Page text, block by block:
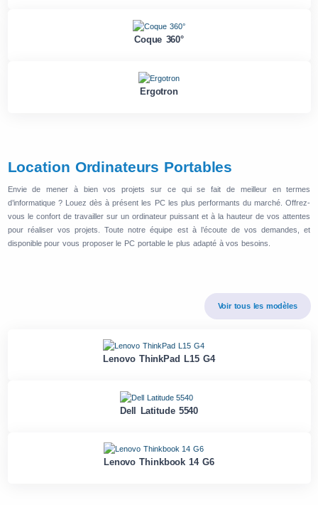
Coque 360°
Ergotron
Location Ordinateurs Portables
Envie de mener à bien vos projets sur ce qui se fait de meilleur en termes
d’informatique ? Louez dès à présent les PC les plus performants du marché. Offrez-
vous le confort de travailler sur un ordinateur puissant et à la hauteur de vos attentes
pour réaliser vos projets. Toute notre équipe est à l’écoute de vos demandes, et
disponible pour vous proposer le PC portable le plus adapté à vos besoins.
Voir tous les modèles
Lenovo ThinkPad L15 G4
Dell Latitude 5540
Lenovo Thinkbook 14 G6